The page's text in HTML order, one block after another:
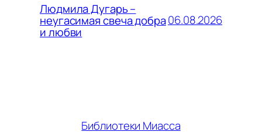
Людмила Дугарь –
неугасимая свеча добра
и любви
06.08.2026
Библиотеки Миасса